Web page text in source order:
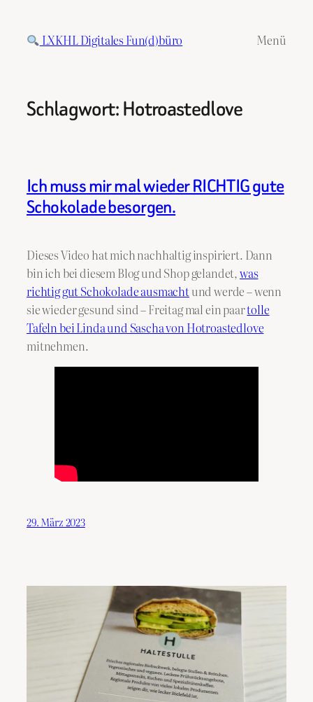
Inhalt
springen
LXKHL Digitales Fun(d)büro Menü
Schlagwort:Hotroastedlove
Ich muss mir mal wieder RICHTIG gute
Schokolade besorgen.
Dieses Video hat mich nachhaltig inspiriert. Dann
bin ich bei diesem Blog und Shop gelandet,was
richtig gut Schokolade ausmachtund werde – wenn
sie wieder gesund sind – Freitag mal ein paartolle
Tafeln bei Linda und Sascha von Hotroastedlove
mitnehmen.
29. März 2023